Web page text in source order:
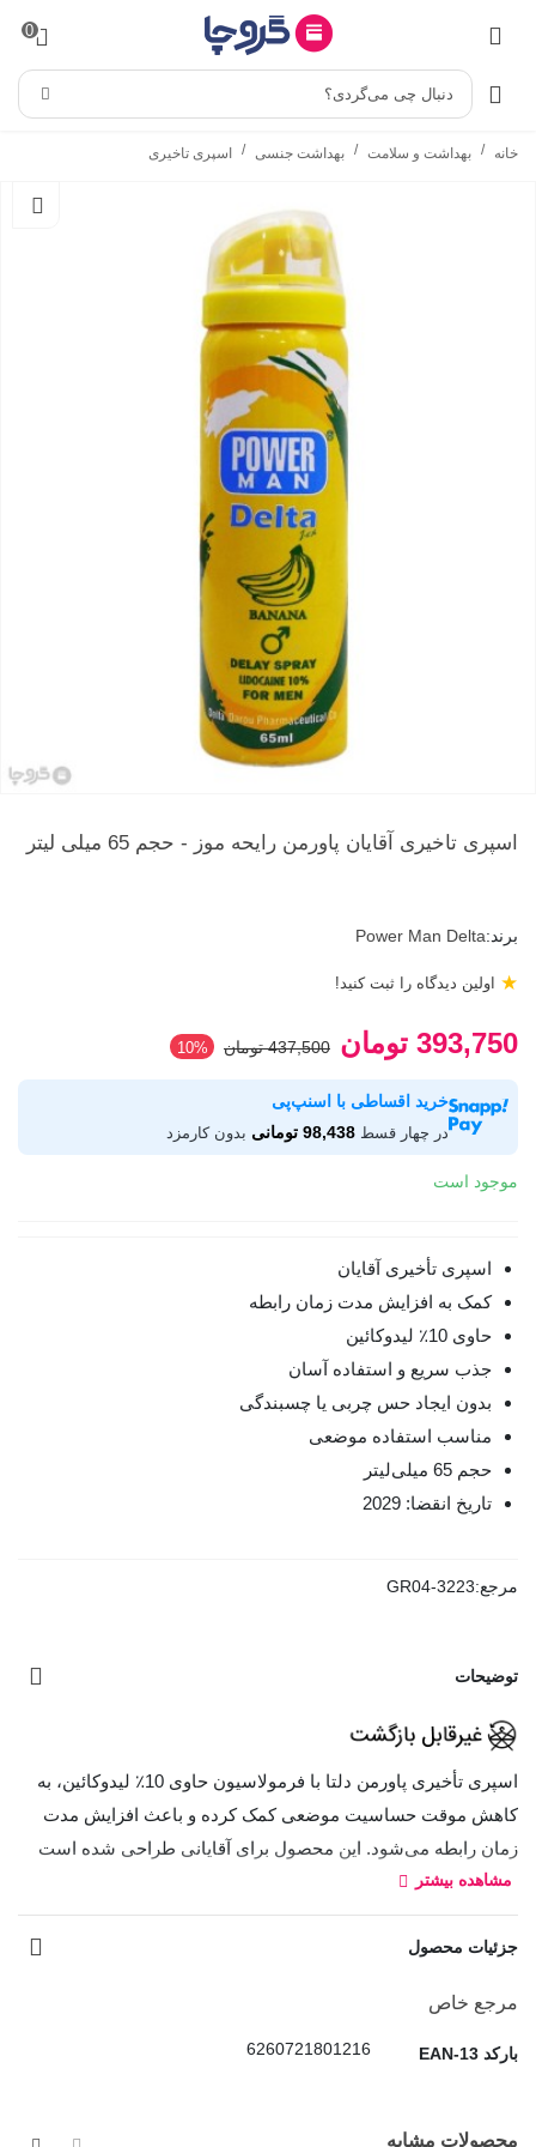
0
دنبال چی می‌گردی؟
خانه / بهداشت و سلامت / بهداشت جنسی / اسپری تاخیری
اسپری تاخیری آقایان پاورمن رایحه موز - حجم 65 میلی لیتر
برند:Power Man Delta
اولین دیدگاه را ثبت کنید! ★
393,750 تومان 437,500 تومان ‎10%
خرید اقساطی با اسنپ‌پی
در چهار قسط 98,438 تومانی بدون کارمزد
موجود است
اسپری تأخیری آقایان
کمک به افزایش مدت زمان رابطه
حاوی 10٪ لیدوکائین
جذب سریع و استفاده آسان
بدون ایجاد حس چربی یا چسبندگی
مناسب استفاده موضعی
حجم 65 میلی‌لیتر
تاریخ انقضا: 2029
مرجع:GR04-3223
توضیحات
اسپری تأخیری پاورمن دلتا با فرمولاسیون حاوی 10٪ لیدوکائین، به
کاهش موقت حساسیت موضعی کمک کرده و باعث افزایش مدت
زمان رابطه می‌شود. این محصول برای آقایانی طراحی شده است
که به دنبال کنترل بیشتر و تجربه‌ای رضایت‌بخش‌تر هستند.
بافت سبک و جذب سریع اسپری، استفاده از آن را آسان کرده و
فراهم می‌کند. تنها کافی است مقدار مناسبی از اسپری را چند دقیقه
زمان توصیه‌شده، در صورت نیاز محل را شست‌وشو دهید.
مشاهده بیشتر
جزئیات محصول
مرجع خاص
بارکد EAN-13 6260721801216
محصولات مشابه